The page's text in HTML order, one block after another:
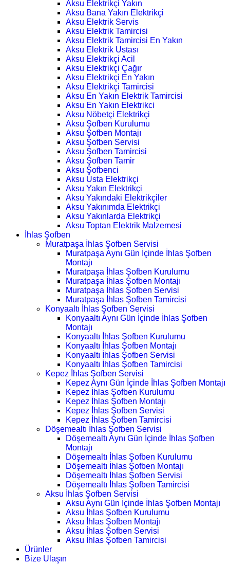
Aksu Elektrikçi Yakın
Aksu Bana Yakın Elektrikçi
Aksu Elektrik Servis
Aksu Elektrik Tamircisi
Aksu Elektrik Tamircisi En Yakın
Aksu Elektrik Ustası
Aksu Elektrikçi Acil
Aksu Elektrikçi Çağır
Aksu Elektrikçi En Yakın
Aksu Elektrikçi Tamircisi
Aksu En Yakın Elektrik Tamircisi
Aksu En Yakın Elektrikci
Aksu Nöbetçi Elektrikçi
Aksu Şofben Kurulumu
Aksu Şofben Montajı
Aksu Şofben Servisi
Aksu Şofben Tamircisi
Aksu Şofben Tamir
Aksu Şofbenci
Aksu Usta Elektrikçi
Aksu Yakın Elektrikçi
Aksu Yakındaki Elektrikçiler
Aksu Yakınımda Elektrikçi
Aksu Yakınlarda Elektrikçi
Aksu Toptan Elektrik Malzemesi
İhlas Şofben
Muratpaşa İhlas Şofben Servisi
Muratpaşa Aynı Gün İçinde İhlas Şofben
Montajı
Muratpaşa İhlas Şofben Kurulumu
Muratpaşa İhlas Şofben Montajı
Muratpaşa İhlas Şofben Servisi
Muratpaşa İhlas Şofben Tamircisi
Konyaaltı İhlas Şofben Servisi
Konyaaltı Aynı Gün İçinde İhlas Şofben
Montajı
Konyaaltı İhlas Şofben Kurulumu
Konyaaltı İhlas Şofben Montajı
Konyaaltı İhlas Şofben Servisi
Konyaaltı İhlas Şofben Tamircisi
Kepez İhlas Şofben Servisi
Kepez Aynı Gün İçinde İhlas Şofben Montajı
Kepez İhlas Şofben Kurulumu
Kepez İhlas Şofben Montajı
Kepez İhlas Şofben Servisi
Kepez İhlas Şofben Tamircisi
Döşemealtı İhlas Şofben Servisi
Döşemealtı Aynı Gün İçinde İhlas Şofben
Montajı
Döşemealtı İhlas Şofben Kurulumu
Döşemealtı İhlas Şofben Montajı
Döşemealtı İhlas Şofben Servisi
Döşemealtı İhlas Şofben Tamircisi
Aksu İhlas Şofben Servisi
Aksu Aynı Gün İçinde İhlas Şofben Montajı
Aksu İhlas Şofben Kurulumu
Aksu İhlas Şofben Montajı
Aksu İhlas Şofben Servisi
Aksu İhlas Şofben Tamircisi
Ürünler
Bize Ulaşın